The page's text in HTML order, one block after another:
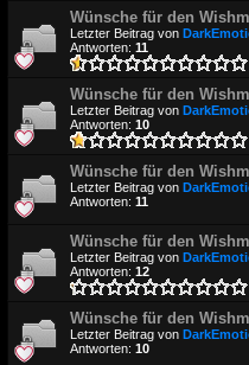
Wünsche für den
Letzter Beitrag von
Antworten: 11
Wünsche für den
Letzter Beitrag von
Antworten: 10
Wünsche für den
Letzter Beitrag von
Antworten: 11
Wünsche für den
Letzter Beitrag von
Antworten: 12
Wünsche für den
Letzter Beitrag von
Antworten: 10